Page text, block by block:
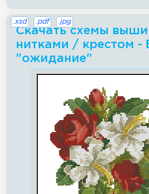
Скачать схемы
нитками / крестом -
"ожидание"
.xsd .pdf .jpg